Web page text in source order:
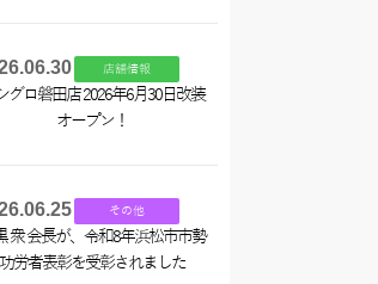
店舗情報
グロ磐田店 2026年6月30日改装
オープン！
その他
衆 会長が、令和8年浜松市市勢
功労者表彰を受彰されました